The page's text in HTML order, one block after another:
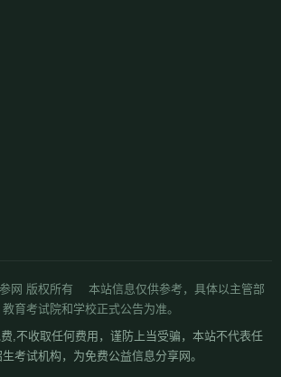
网 版权所有 本站信息仅供参考，具体以主管部
教育考试院和学校正式公告为准。
,不收取任何费用，谨防上当受骗，本站不代表任
考试机构，为免费公益信息分享网。